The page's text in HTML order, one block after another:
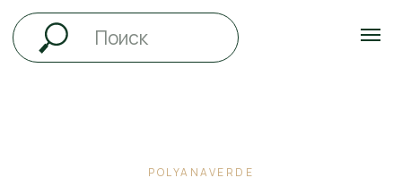
POLYANAVERDE